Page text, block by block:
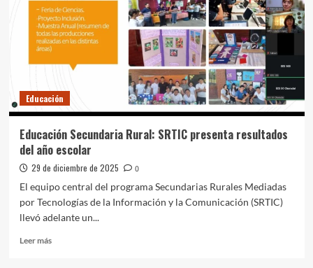
de
control
de
brucelosis
Educación
Educación Secundaria Rural: SRTIC presenta resultados
del año escolar
29 de diciembre de 2025
0
El equipo central del programa Secundarias Rurales Mediadas
por Tecnologías de la Información y la Comunicación (SRTIC)
llevó adelante un...
Leer másLeer